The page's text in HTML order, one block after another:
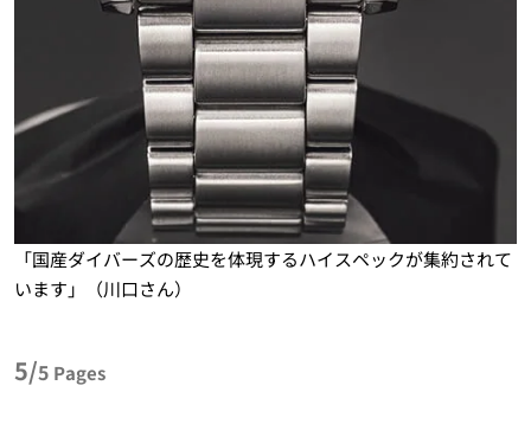
「国産ダイバーズの歴史を体現するハイスペックが集約されて
います」（川口さん）
5/5 Pages